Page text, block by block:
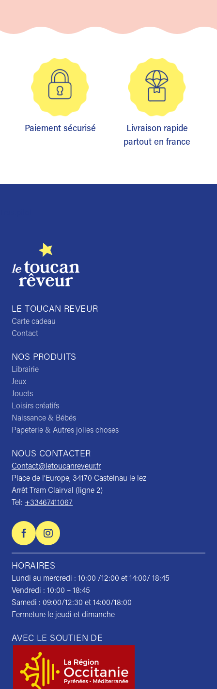
Paiement sécurisé
Livraison rapide
partout en france
NOS PRODUITS
Librairie
Jeux
Jouets
Loisirs créatifs
Naissance & Bébés
Papeterie & Autres jolies choses
NOUS CONTACTER
Contact@letoucanreveur.fr
Place de l’Europe, 34170 Castelnau le lez
Arrêt Tram Clairval (ligne 2)
Tel: +33467411067
HORAIRES
Lundi au mercredi : 10:00 /12:00 et 14:00/ 18:45
Vendredi : 10:00 – 18:45
Samedi : 09:00/12:30 et 14:00/18:00
Fermeture le jeudi et dimanche
LE TOUCAN REVEUR
Carte cadeau
Contact
AVEC LE SOUTIEN DE